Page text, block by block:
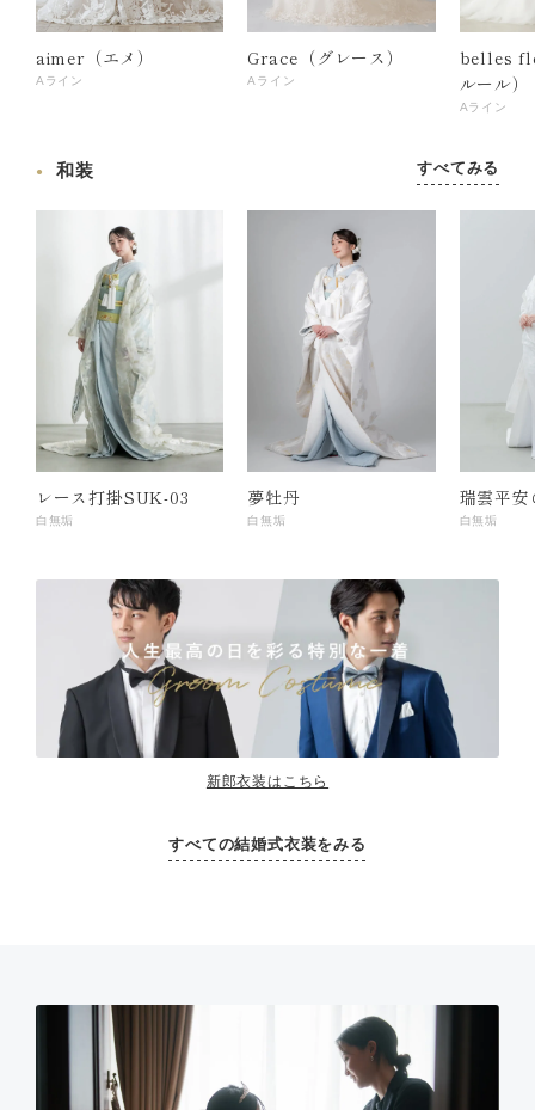
aimer（エメ）
Aライン
Grace（グレース）
Aライン
belles
ルール）
Aライン
和装 すべてみる
レース打掛SUK-03
白無垢
夢牡丹
白無垢
瑞雲平安
白無垢
新郎衣装はこちら
すべての結婚式衣装をみる